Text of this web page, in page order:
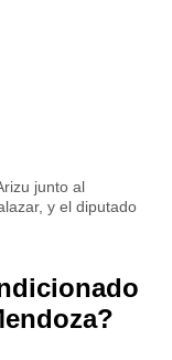
junto al
y el diputado